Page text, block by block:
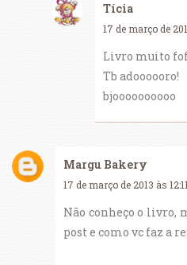
Tícia
17 de março de
Livro muito
Tb adoooooro!
bjoooooooooo
Margu Bakery
17 de março de 2013 às 12:11
Não conheço o livro,
post e como vc faz a